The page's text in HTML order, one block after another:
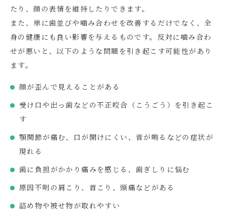
たり、顔の表情を維持したりできます。
また、単に歯並びや噛み合わせを改善するだけでなく、全
身の健康にも良い影響を与えるものです。反対に噛み合わ
せが悪いと、以下のような問題を引き起こす可能性があり
ます。
顔が歪んで見えることがある
受け口や出っ歯などの不正咬合（こうごう）を引き起こ
す
顎関節が痛む、口が開けにくい、音が鳴るなどの症状が
現れる
歯に負担がかかり痛みを感じる、歯ぎしりに悩む
原因不明の肩こり、首こり、頭痛などがある
詰め物や被せ物が取れやすい